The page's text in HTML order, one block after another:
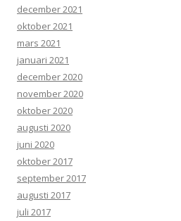
december 2021
oktober 2021
mars 2021
januari 2021
december 2020
november 2020
oktober 2020
augusti 2020
juni 2020
oktober 2017
september 2017
augusti 2017
juli 2017